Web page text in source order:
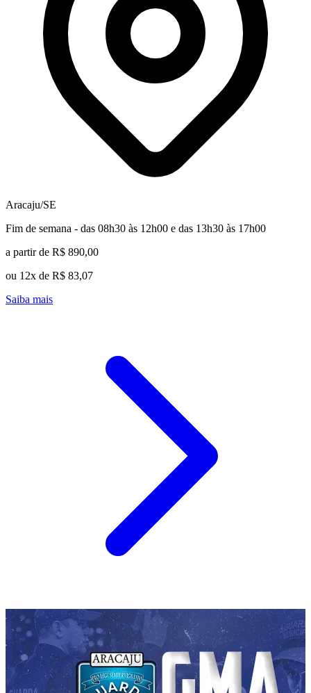
Aracaju/SE
Fim de semana - das 08h30 às 12h00 e das 13h30 às 17h00
a partir de R$ 890,00
ou 12x de R$ 83,07
Saiba mais